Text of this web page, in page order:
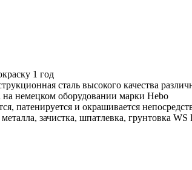
1 год
сталь высокого качества
на немецком оборудовании марки Hebo
патенируется и окрашивается
зачистка, шпатлевка, грунтовка